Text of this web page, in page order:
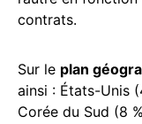
contrats.
Sur le plan
ainsi : États-Unis
Corée du Sud (8